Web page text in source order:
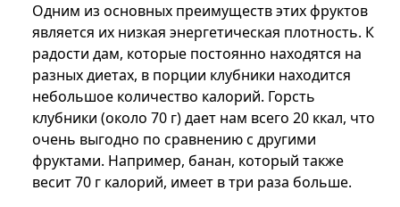
Одним из основных преимуществ этих фруктов
является их низкая энергетическая плотность. К
радости дам, которые постоянно находятся на
разных диетах, в порции клубники находится
небольшое количество калорий. Горсть
клубники (около 70 г) дает нам всего 20 ккал, что
очень выгодно по сравнению с другими
фруктами. Например, банан, который также
весит 70 г калорий, имеет в три раза больше.